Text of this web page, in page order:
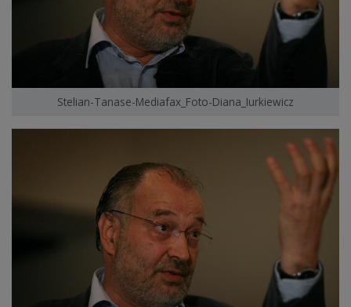
Stelian-Tanase-Mediafax_Foto-Diana_Iurkiewicz